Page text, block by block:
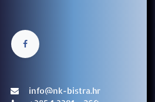
info@nk-bistra.hr